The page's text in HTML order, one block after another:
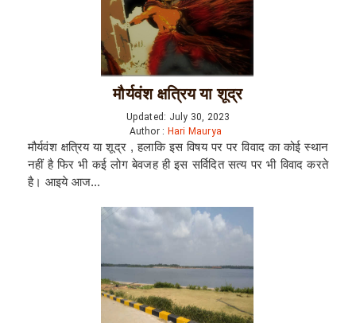
मौर्यवंश क्षत्रिय या शूद्र
Updated: July 30, 2023
Author : Hari Maurya
मौर्यवंश क्षत्रिय या शूद्र , हलाकि इस विषय पर पर विवाद का कोई स्थान
नहीं है फिर भी कई लोग बेवजह ही इस सर्विदित सत्य पर भी विवाद करते
है। आइये आज...